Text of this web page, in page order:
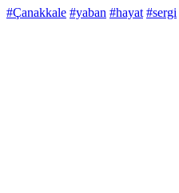
#Çanakkale #yaban #hayat #sergi